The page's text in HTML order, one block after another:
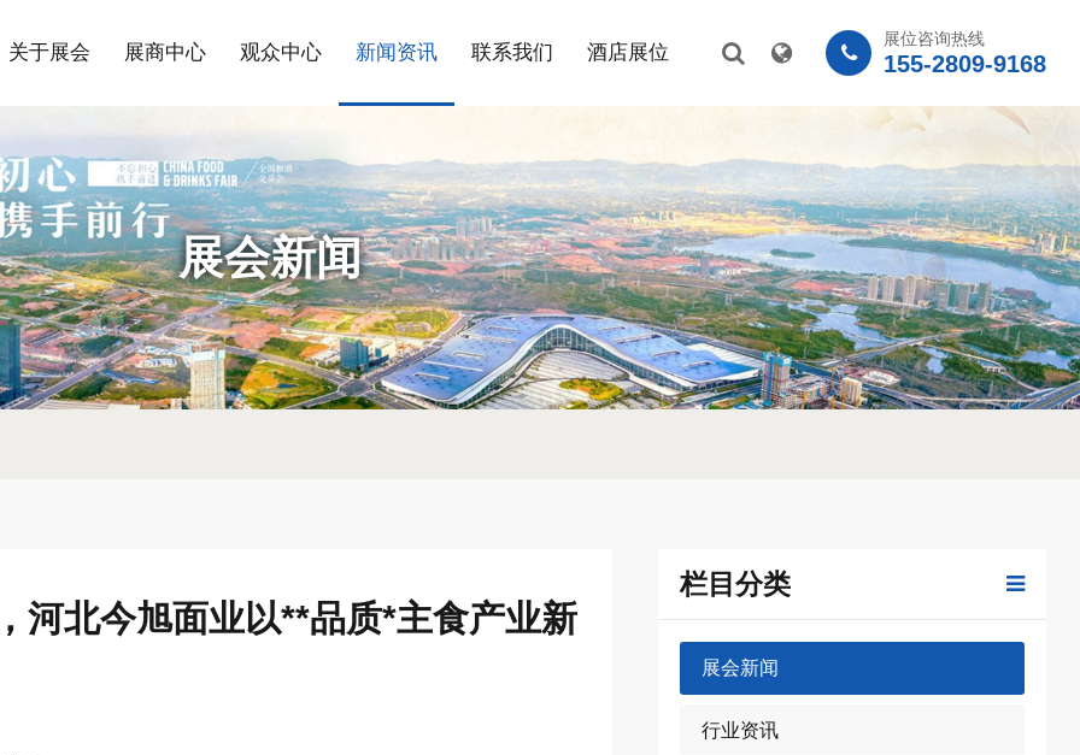
展位咨询热线
155-2809-9168
关于展会 展商中心 观众中心 新闻资讯 联系我们 酒店展位
展会新闻
河北今旭面业以**品质*主食产业新
栏目分类
展会新闻
行业资讯